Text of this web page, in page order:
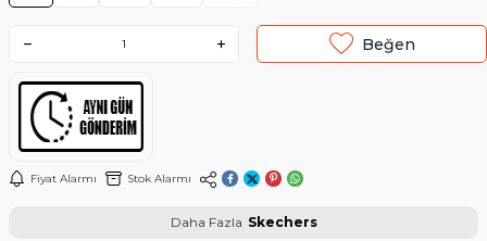
Beğen
Fiyat Alarmı Stok Alarmı
Daha Fazla Skechers